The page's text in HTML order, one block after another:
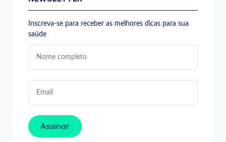
Inscreva-se para receber as melhores dicas para sua
saúde
Assinar